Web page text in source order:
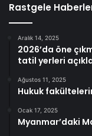
Rastgele
Aralık 14, 2025
2026’da öne
tatil yerleri
Ağustos 11, 2025
Hukuk
Ocak 17, 2025
Myanmar’daki